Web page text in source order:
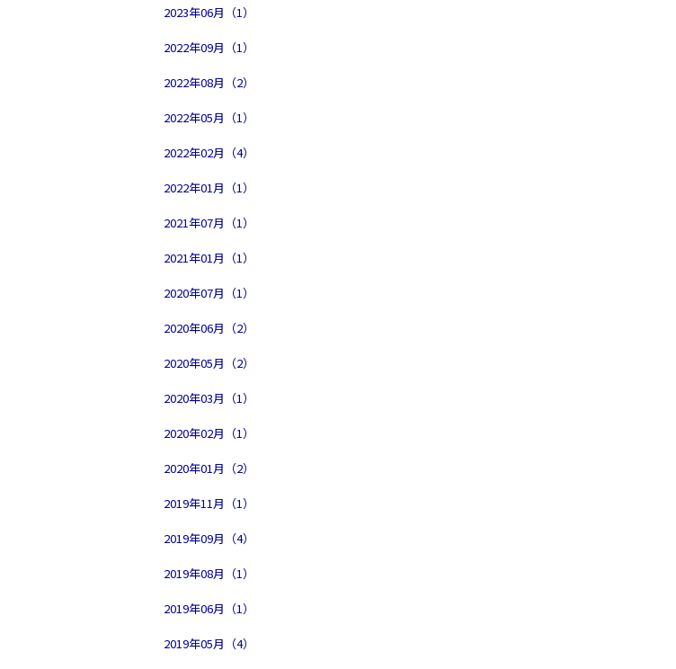
2023年06月（1）
2022年09月（1）
2022年08月（2）
2022年05月（1）
2022年02月（4）
2022年01月（1）
2021年07月（1）
2021年01月（1）
2020年07月（1）
2020年06月（2）
2020年05月（2）
2020年03月（1）
2020年02月（1）
2020年01月（2）
2019年11月（1）
2019年09月（4）
2019年08月（1）
2019年06月（1）
2019年05月（4）